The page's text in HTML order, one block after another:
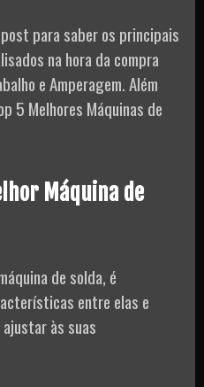
para saber os principais
na hora da compra
e Amperagem. Além
5 Melhores Máquinas de
Máquina de
de solda, é
entre elas e
às suas